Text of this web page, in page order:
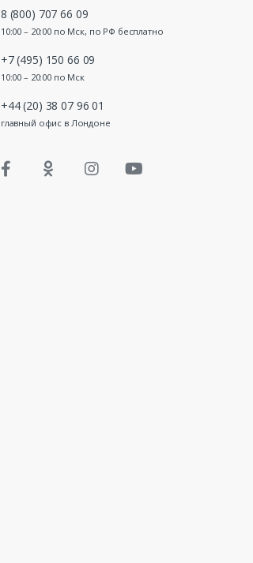
8 (800) 707 66 09
10:00 – 20:00 по Мск, по РФ бесплатно
+7 (495) 150 66 09
10:00 – 20:00 по Мск
+44 (20) 38 07 96 01
главный офис в Лондоне